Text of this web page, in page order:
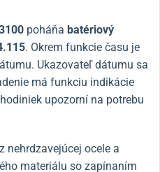
poháňa batériový
. Okrem funkcie času je
Ukazovateľ dátumu sa
má funkciu indikácie
upozorní na potrebu
nehrdzavejúcej ocele a
materiálu so zapínaním